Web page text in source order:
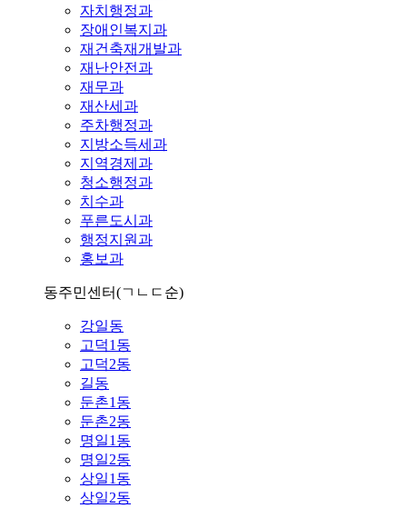
자치행정과
장애인복지과
재건축재개발과
재난안전과
재무과
재산세과
주차행정과
지방소득세과
지역경제과
청소행정과
치수과
푸른도시과
행정지원과
홍보과
동주민센터(ㄱㄴㄷ순)
강일동
고덕1동
고덕2동
길동
둔촌1동
둔촌2동
명일1동
명일2동
상일1동
상일2동